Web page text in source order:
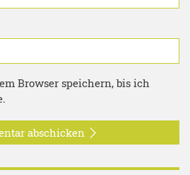
Browser speichern, bis ich
abschicken